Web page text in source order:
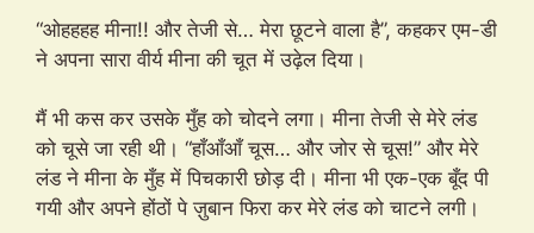
“ओहहहह मीना!! और तेजी से… मेरा छूटने वाला है”, कहकर एम-डी
ने अपना सारा वीर्य मीना की चूत में उढ़ेल दिया।
मैं भी कस कर उसके मुँह को चोदने लगा। मीना तेजी से मेरे लंड
को चूसे जा रही थी। “हाँआँआँ चूस… और जोर से चूस!” और मेरे
लंड ने मीना के मुँह में पिचकारी छोड़ दी। मीना भी एक-एक बूँद पी
गयी और अपने होंठों पे ज़ुबान फिरा कर मेरे लंड को चाटने लगी।